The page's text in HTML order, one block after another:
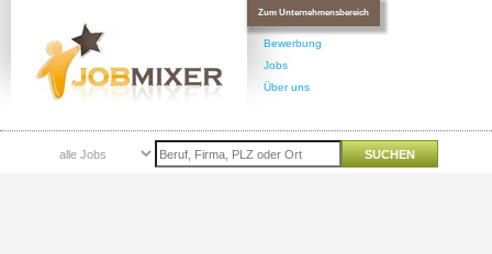
Zum Unternehmensbereich
Bewerbung
Jobs
Über uns